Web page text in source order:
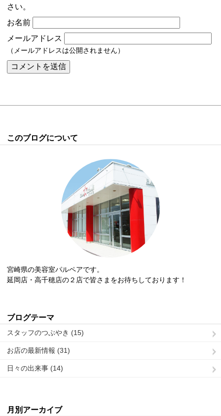
さい。
お名前
メールアドレス
（メールアドレスは公開されません）
このブログについて
宮崎県の美容室パルペアです。
延岡店・高千穂店の２店で皆さまをお待ちしております！
ブログテーマ
スタッフのつぶやき (15)
お店の最新情報 (31)
日々の出来事 (14)
月別アーカイブ